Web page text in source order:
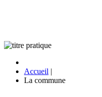
Accueil |
La commune